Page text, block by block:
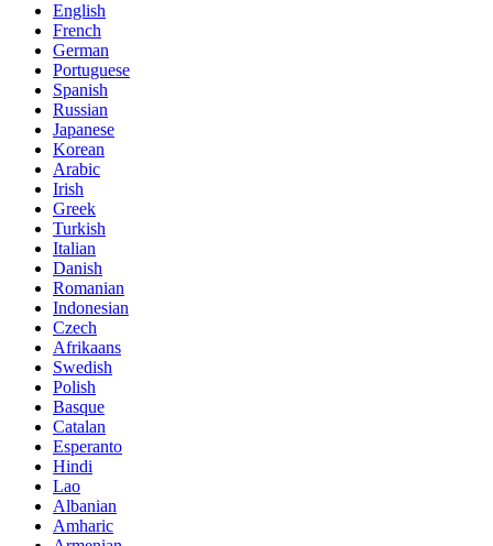
English
French
German
Portuguese
Spanish
Russian
Japanese
Korean
Arabic
Irish
Greek
Turkish
Italian
Danish
Romanian
Indonesian
Czech
Afrikaans
Swedish
Polish
Basque
Catalan
Esperanto
Hindi
Lao
Albanian
Amharic